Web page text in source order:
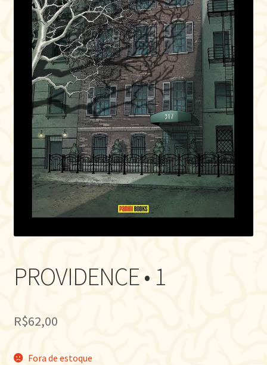
PROVIDENCE • 1
R$62,00
Fora de estoque